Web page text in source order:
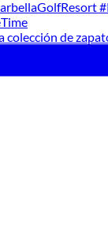
colección de